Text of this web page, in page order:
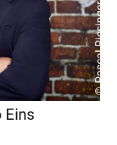
© Pascal Riesinger
Eins